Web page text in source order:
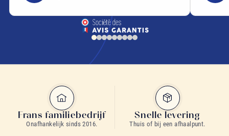
Frans familiebedrijf
Onafhankelijk sinds 2016.
Snelle levering
Thuis of bij een afhaalpunt.